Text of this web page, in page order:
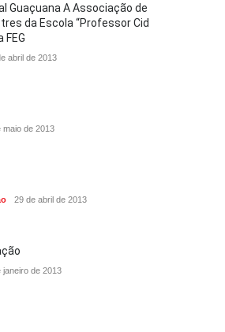
Guaçuana A Associação de
da Escola “Professor Cid
FEG
abril de 2013
maio de 2013
29 de abril de 2013
janeiro de 2013